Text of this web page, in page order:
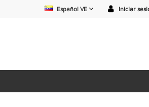
Iniciar
Español VE